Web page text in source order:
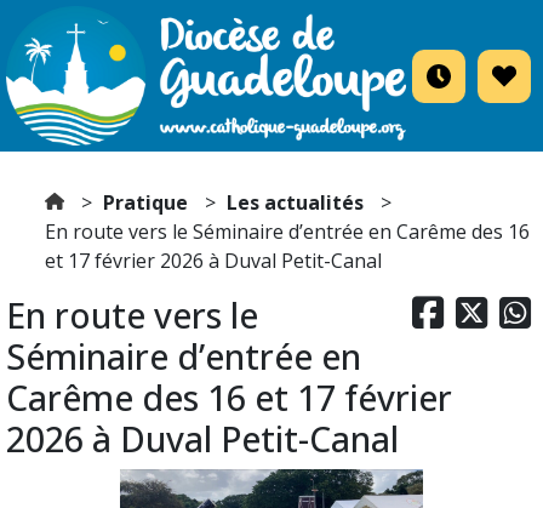
Pratique
Les actualités
En route vers le Séminaire d’entrée en Carême des 16
et 17 février 2026 à Duval Petit-Canal
  
En route vers le
Séminaire d’entrée en
Carême des 16 et 17 février
2026 à Duval Petit-Canal